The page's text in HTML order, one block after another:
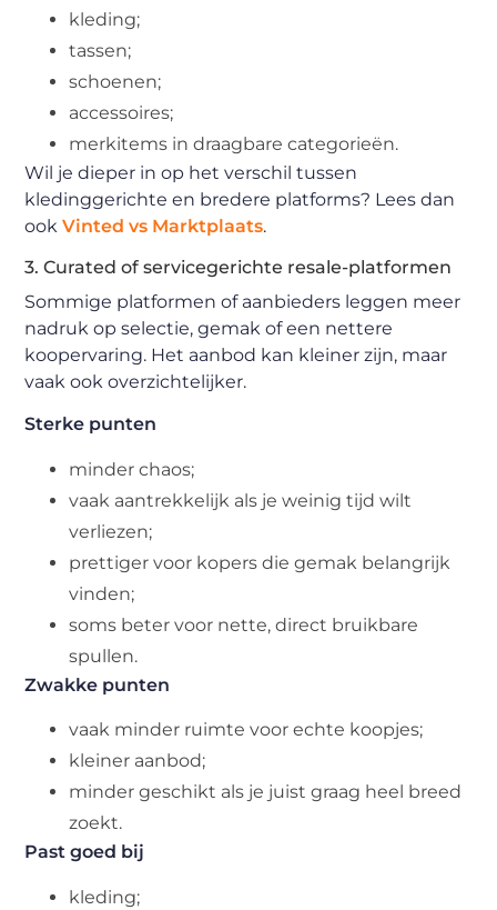
kleding;
tassen;
schoenen;
accessoires;
merkitems in draagbare categorieën.
Wil je dieper in op het verschil tussen
kledinggerichte en bredere platforms? Lees dan
ookVinted vs Marktplaats.
3. Curated of servicegerichte resale-platformen
Sommige platformen of aanbieders leggen meer
nadruk op selectie, gemak of een nettere
koopervaring. Het aanbod kan kleiner zijn, maar
vaak ook overzichtelijker.
Sterke punten
minder chaos;
vaak aantrekkelijk als je weinig tijd wilt
verliezen;
prettiger voor kopers die gemak belangrijk
vinden;
soms beter voor nette, direct bruikbare
spullen.
Zwakke punten
vaak minder ruimte voor echte koopjes;
kleiner aanbod;
minder geschikt als je juist graag heel breed
zoekt.
Past goed bij
kleding;